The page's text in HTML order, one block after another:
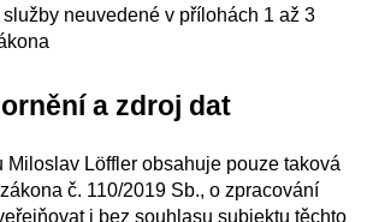
neuvedené v přílohách 1 až 3
a zdroj dat
Miloslav Löffler obsahuje pouze taková
č. 110/2019 Sb., o zpracování
i bez souhlasu subjektu těchto